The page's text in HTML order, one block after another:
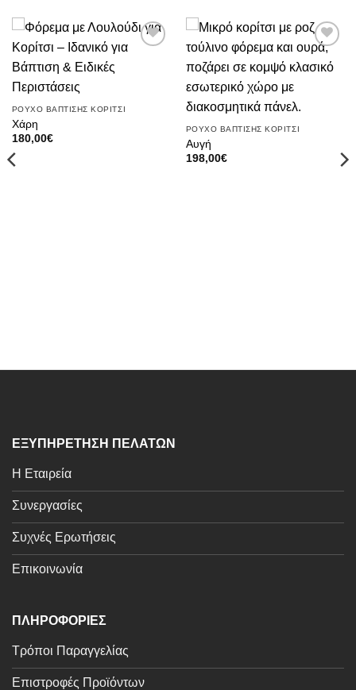
ΡΟΥΧΟ ΒΑΠΤΙΣΗΣ ΚΟΡΙΤΣΙ
Χάρη
180,00€
Πρόσθήκη
στην λίστα
ΡΟΥΧΟ ΒΑΠΤΙΣΗΣ ΚΟΡΙΤΣΙ
Αυγή
198,00€
ΕΞΥΠΗΡΕΤΗΣΗ ΠΕΛΑΤΩΝ
Η Εταιρεία
Συνεργασίες
Συχνές Ερωτήσεις
Επικοινωνία
ΠΛΗΡΟΦΟΡΙΕΣ
Τρόποι Παραγγελίας
Επιστροφές Προϊόντων